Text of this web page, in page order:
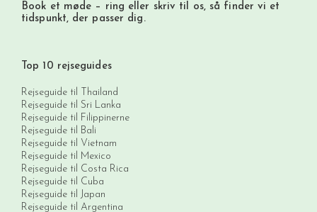
Book et møde – ring eller skriv til os, så finder vi et
tidspunkt, der passer dig.
Top 10 rejseguides
Rejseguide til Thailand
Rejseguide til Sri Lanka
Rejseguide til Filippinerne
Rejseguide til Bali
Rejseguide til Vietnam
Rejseguide til Mexico
Rejseguide til Costa Rica
Rejseguide til Cuba
Rejseguide til Japan
Rejseguide til Argentina